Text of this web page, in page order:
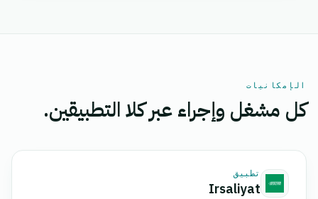
الإمكانيات
كل مشغل وإجراء عبر كلا التطبيقين.
تطبيق
Irsaliyat